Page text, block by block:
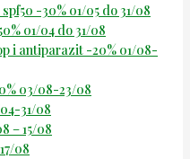
-30% 01/05 do 31/08
01/04 do 31/08
i antiparazit -20% 01/08-
03/08-23/08
31/08
– 15/08
08